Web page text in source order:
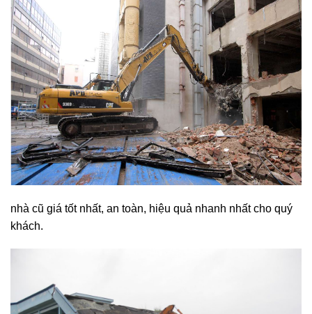
nhà cũ giá tốt nhất, an toàn, hiệu quả nhanh nhất cho quý
khách.